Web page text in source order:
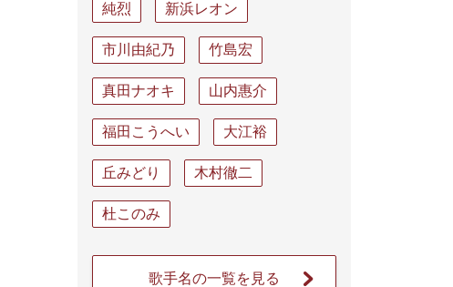
純烈 新浜レオン
市川由紀乃 竹島宏
真田ナオキ 山内惠介
福田こうへい 大江裕
丘みどり 木村徹二
杜このみ
歌手名の一覧を見る